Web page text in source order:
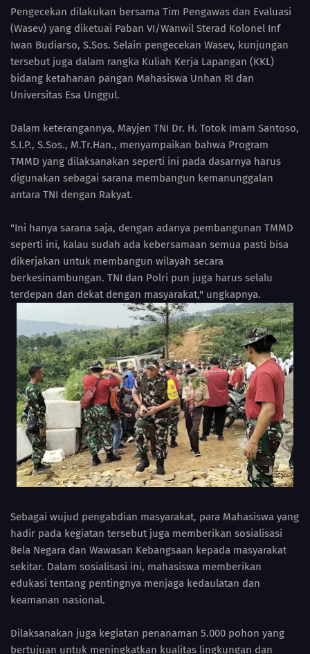
Pengecekan dilakukan bersama Tim Pengawas dan Evaluasi
(Wasev) yang diketuai Paban VI/Wanwil Sterad Kolonel Inf
Iwan Budiarso, S.Sos. Selain pengecekan Wasev, kunjungan
tersebut juga dalam rangka Kuliah Kerja Lapangan (KKL)
bidang ketahanan pangan Mahasiswa Unhan RI dan
Universitas Esa Unggul.
Dalam keterangannya, Mayjen TNI Dr. H. Totok Imam Santoso,
S.I.P., S.Sos., M.Tr.Han., menyampaikan bahwa Program
TMMD yang dilaksanakan seperti ini pada dasarnya harus
digunakan sebagai sarana membangun kemanunggalan
antara TNI dengan Rakyat.
"Ini hanya sarana saja, dengan adanya pembangunan TMMD
seperti ini, kalau sudah ada kebersamaan semua pasti bisa
dikerjakan untuk membangun wilayah secara
berkesinambungan. TNI dan Polri pun juga harus selalu
terdepan dan dekat dengan masyarakat," ungkapnya.
Sebagai wujud pengabdian masyarakat, para Mahasiswa yang
hadir pada kegiatan tersebut juga memberikan sosialisasi
Bela Negara dan Wawasan Kebangsaan kepada masyarakat
sekitar. Dalam sosialisasi ini, mahasiswa memberikan
edukasi tentang pentingnya menjaga kedaulatan dan
keamanan nasional.
Dilaksanakan juga kegiatan penanaman 5.000 pohon yang
bertujuan untuk meningkatkan kualitas lingkungan dan